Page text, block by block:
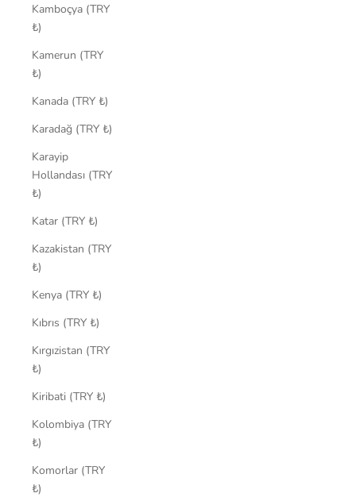
Kamboçya (TRY
₺)
Kamerun (TRY
₺)
Kanada (TRY ₺)
Karadağ (TRY ₺)
Karayip
Hollandası (TRY
₺)
Katar (TRY ₺)
Kazakistan (TRY
₺)
Kenya (TRY ₺)
Kıbrıs (TRY ₺)
Kırgızistan (TRY
₺)
Kiribati (TRY ₺)
Kolombiya (TRY
₺)
Komorlar (TRY
₺)